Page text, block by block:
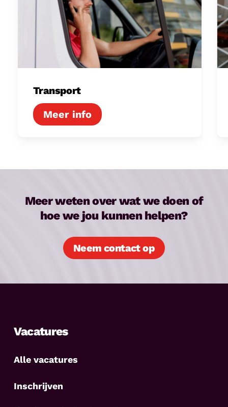
Transport
Meer weten over wat we doen of
hoe we jou kunnen helpen?
Neem contact op
Vacatures
Alle vacatures
Inschrijven